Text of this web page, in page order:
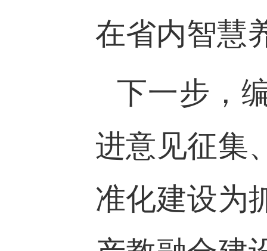
在省内智慧
下一步，
进意见征集
准化建设为